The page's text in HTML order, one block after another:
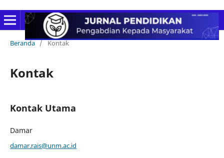
Beranda / Kontak
Kontak
Kontak Utama
Damar
damar.rais@unm.ac.id